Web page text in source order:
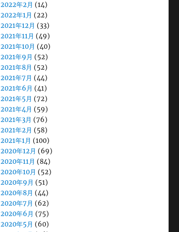
2022年2月 (14)
2022年1月 (22)
2021年12月 (33)
2021年11月 (49)
2021年10月 (40)
2021年9月 (52)
2021年8月 (52)
2021年7月 (44)
2021年6月 (41)
2021年5月 (72)
2021年4月 (59)
2021年3月 (76)
2021年2月 (58)
2021年1月 (100)
2020年12月 (69)
2020年11月 (84)
2020年10月 (52)
2020年9月 (51)
2020年8月 (44)
2020年7月 (62)
2020年6月 (75)
2020年5月 (60)